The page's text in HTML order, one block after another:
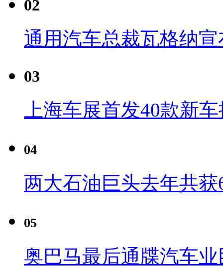
02
通用汽车总裁瓦格纳
03
上海车展首发40款新
04
两大石油巨头去年共获
05
奥巴马最后通牒汽车业